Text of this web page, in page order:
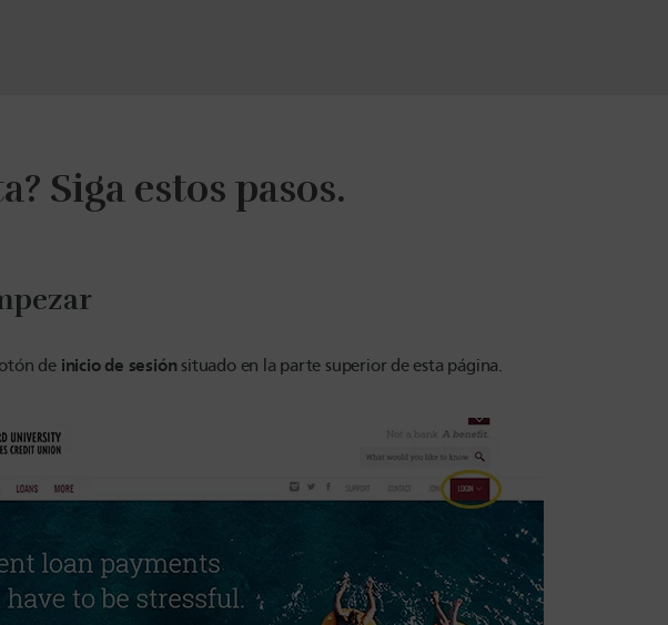
Siga estos pasos.
de inicio de sesiónsituado en la parte superior de esta página.